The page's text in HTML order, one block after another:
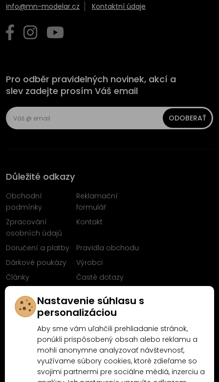
info@mn-modelar.cz Kontaktní údaje
Pro odběr pravidelných novinek, akcí a
slev zadejte prosím Váš email
ODOBERAŤ
Důležité odkazy
Obchodní
podmínky
Reklamační
formulář
Zpracování
osobních údajů
Kontakt
Doručení a platby
Pravidla obchodu
Dárkové poukázy
Výrobci
Články
Časté dotazy
Facebooku
Proč nakoupit u MN-Modelář.cz
Nastavenie súhlasu s
personalizáciou
Aby sme vám uľahčili prehliadanie stránok,
ponúkli prispôsobený obsah alebo reklamu a
mohli anonymne analyzovať návštevnosť,
využívame súbory cookies, ktoré zdieľame so
svojimi partnermi pre sociálne médiá, inzerciu a